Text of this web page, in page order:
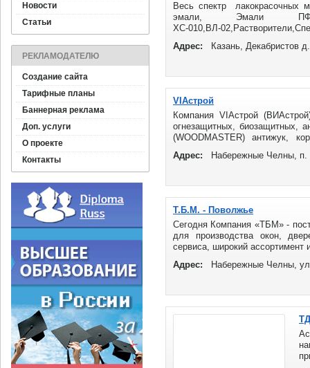
Новости
Статьи
РЕКЛАМОДАТЕЛЮ
Создание сайта
Тарифные планы
Баннерная реклама
Доп. услуги
О проекте
Контакты
Весь спектр лакокрасочных
эмали, Эмали
ХС-010,ВЛ-
Адрес: Казань, Декабристов
VIAстрой
Компания VIAстрой
огнезащитных, биозащитных,
(WOODMASTER) антижук,
Адрес: Набережные Челны,
Т.Б.М. - Поволжье
Сегодня Компания «ТБМ» -
для производства окон,
сервиса, широкий ассортимент
Адрес:
Набережные Челны,